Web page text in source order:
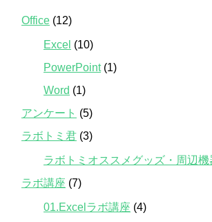
Office (12)
Excel (10)
PowerPoint(1)
Word (1)
アンケート (5)
ラボトミ君 (3)
ラボトミオススメグッズ・周辺機
ラボ講座 (7)
01.Excelラボ講座 (4)